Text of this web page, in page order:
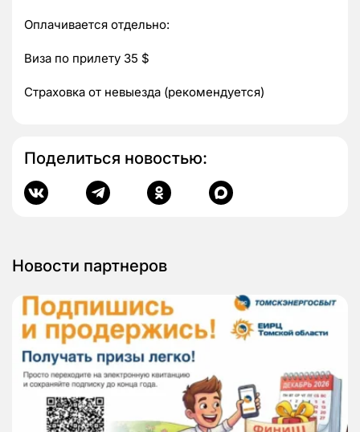
Оплачивается отдельно:
Виза по прилету 35 $
Страховка от невыезда (рекомендуется)
Поделиться новостью:
Новости партнеров